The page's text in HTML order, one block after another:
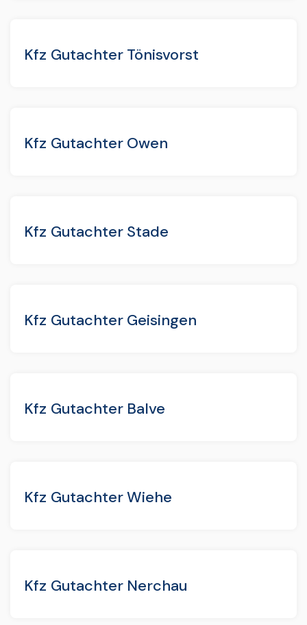
Kfz Gutachter Tönisvorst
Kfz Gutachter Owen
Kfz Gutachter Stade
Kfz Gutachter Geisingen
Kfz Gutachter Balve
Kfz Gutachter Wiehe
Kfz Gutachter Nerchau